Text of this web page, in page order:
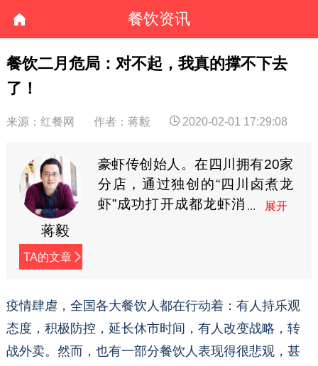
餐饮资讯
餐饮二月危局：对不起，我真的撑不下去
了！
来源：红餐网 作者：蒋毅 2020-02-01 17:29:08
蒋毅
TA的文章
豪虾传创始人。在四川拥有20家
分店，通过独创的“四川卤煮龙
虾”成功打开成都龙虾消
战宝典。（微信：hxz9861，公
众号：luzhulongxia）
疫情肆虐，全国各大餐饮人都在行动着：有人持乐观
态度，积极防控，延长休市时间，有人改变战略，转
战外卖。然而，也有一部分餐饮人表现得很悲观，甚